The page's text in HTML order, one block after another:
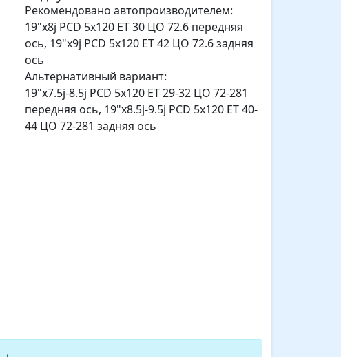
Рекомендовано автопроизводителем:
19"x8j PCD 5x120 ET 30 ЦО 72.6 передняя
ось, 19"x9j PCD 5x120 ET 42 ЦО 72.6 задняя
ось
Альтернативный вариант:
19"x7.5j-8.5j PCD 5x120 ET 29-32 ЦО 72-281
передняя ось, 19"x8.5j-9.5j PCD 5x120 ET 40-
44 ЦО 72-281 задняя ось